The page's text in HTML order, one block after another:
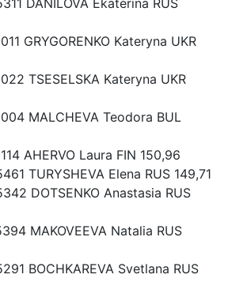
GRYGORENKO Kateryna UKR
TSESELSKA Kateryna UKR
MALCHEVA Teodora BUL
AHERVO Laura FIN 150,96
TURYSHEVA Elena RUS 149,71
DOTSENKO Anastasia RUS
MAKOVEEVA Natalia RUS
BOCHKAREVA Svetlana RUS